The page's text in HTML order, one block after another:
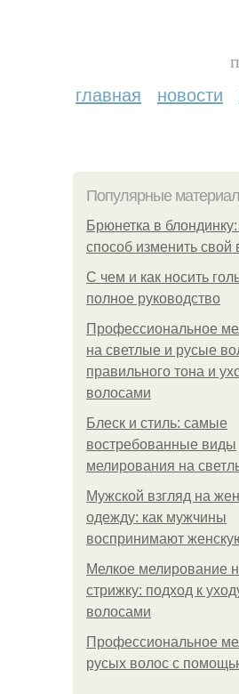
главная новости
Популярные
Брюнетка в
способ изменить
С чем и как носить
полное руководство
Профессиональное
на светлые и русые
правильного тона и
волосами
Блеск и стиль: самые
востребованные виды
мелирования на
Мужской взгляд на
одежду: как мужчины
воспринимают
Мелкое мелирование
стрижку: подход к
волосами
Профессиональное
русых волос с